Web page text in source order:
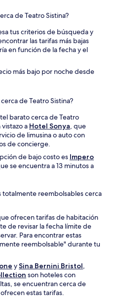
de Teatro Sistina?
tus criterios de búsqueda y
las tarifas más bajas
en función de la fecha y el
más bajo por noche desde
de Teatro Sistina?
barato cerca de Teatro
a Hotel Sonya, que
de limusina o auto con
de concierge.
de bajo costo es Impero
se encuentra a 13 minutos a
reembolsables cerca
ofrecen tarifas de habitación
de revisar la fecha límite de
Para encontrar estas
reembolsable" durante tu
ySina Bernini Bristol,
son hoteles con
se encuentran cerca de
estas tarifas.